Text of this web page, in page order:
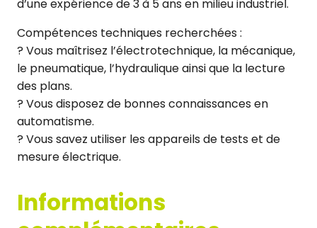
d’une expérience de 3 à 5 ans en milieu industriel.
Compétences techniques recherchées :
? Vous maîtrisez l’électrotechnique, la mécanique,
le pneumatique, l’hydraulique ainsi que la lecture
des plans.
? Vous disposez de bonnes connaissances en
automatisme.
? Vous savez utiliser les appareils de tests et de
mesure électrique.
Informations